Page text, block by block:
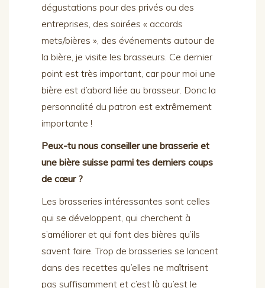
dégustations pour des privés ou des
entreprises, des soirées « accords
mets/bières », des événements autour de
la bière, je visite les brasseurs. Ce dernier
point est très important, car pour moi une
bière est d’abord liée au brasseur. Donc la
personnalité du patron est extrêmement
importante !
Peux-tu nous conseiller une brasserie et
une bière suisse parmi tes derniers coups
de cœur ?
Les brasseries intéressantes sont celles
qui se développent, qui cherchent à
s’améliorer et qui font des bières qu’ils
savent faire. Trop de brasseries se lancent
dans des recettes qu’elles ne maîtrisent
pas suffisamment et c’est là qu’est le